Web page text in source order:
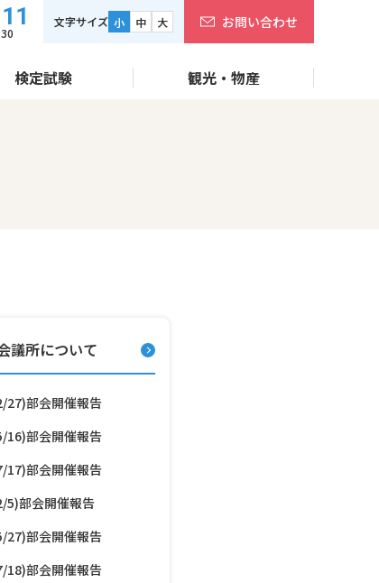
文字サイズ 小 中 大 お問い合わせ
検定試験 観光・物産
議所について
27)部会開催報告
16)部会開催報告
17)部会開催報告
5)部会開催報告
27)部会開催報告
18)部会開催報告